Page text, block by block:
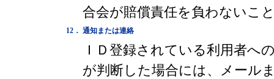
合会が賠償責任を負わないこ
12． 通知または連絡
ＩＤ登録されている利用者へ
が判断した場合には、メール